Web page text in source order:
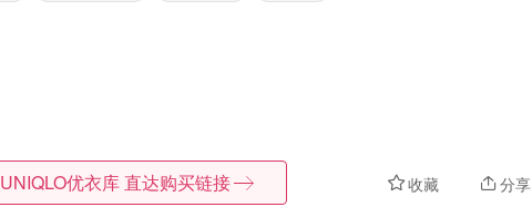
收藏 分享
UNIQLO优衣库 直达购买链接